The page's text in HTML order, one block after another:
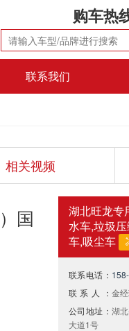
购车热
联系我们
相关视频
国
湖北旺龙专
水车,垃圾
车,吸尘车
联系电话：
联系人： 金
公司地址： 湖
大道1号